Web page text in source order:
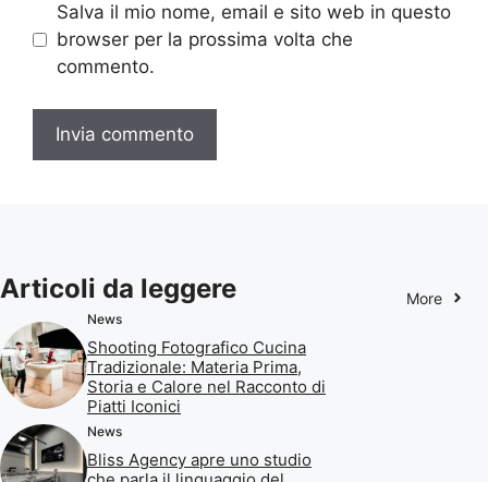
Salva il mio nome, email e sito web in questo
browser per la prossima volta che
commento.
Articoli da leggere More
News
Shooting Fotografico Cucina
Tradizionale: Materia Prima,
Storia e Calore nel Racconto di
Piatti Iconici
News
Bliss Agency apre uno studio